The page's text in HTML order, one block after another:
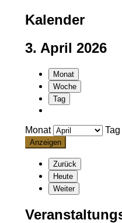
Kalender
3. April 2026
Monat
Woche
Tag
Monat Tag
Zurück
Heute
Weiter